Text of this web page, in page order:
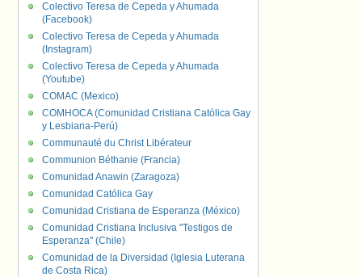
Colectivo Teresa de Cepeda y Ahumada
(Facebook)
Colectivo Teresa de Cepeda y Ahumada
(Instagram)
Colectivo Teresa de Cepeda y Ahumada
(Youtube)
COMAC (Mexico)
COMHOCA (Comunidad Cristiana Católica Gay
y Lesbiana-Perú)
Communauté du Christ Libérateur
Communion Béthanie (Francia)
Comunidad Anawin (Zaragoza)
Comunidad Católica Gay
Comunidad Cristiana de Esperanza (México)
Comunidad Cristiana Inclusiva "Testigos de
Esperanza" (Chile)
Comunidad de la Diversidad (Iglesia Luterana
de Costa Rica)